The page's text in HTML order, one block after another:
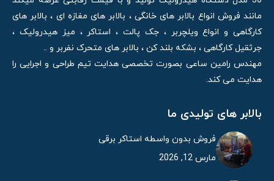
مانند فروش انواع بالابر های خانگی ، بالابر های مغازه ای ، بالابر های
کارگاهی و انواع ویلچربر ، جک پالت ، استاکر ، میز هیدرولیک ،
جرثقیل کارگاهی ، بشکه بلند کن ، بالابر های متحرک نفربر و ..
مهندس رامین ساعی بصورت تخصصی هدایت تیم طراحی و اجرایی را
هدایت می کند.
بالابر های تولیدی ما
فروش بدون واسطه استاکر برقی
مارس 12, 2026